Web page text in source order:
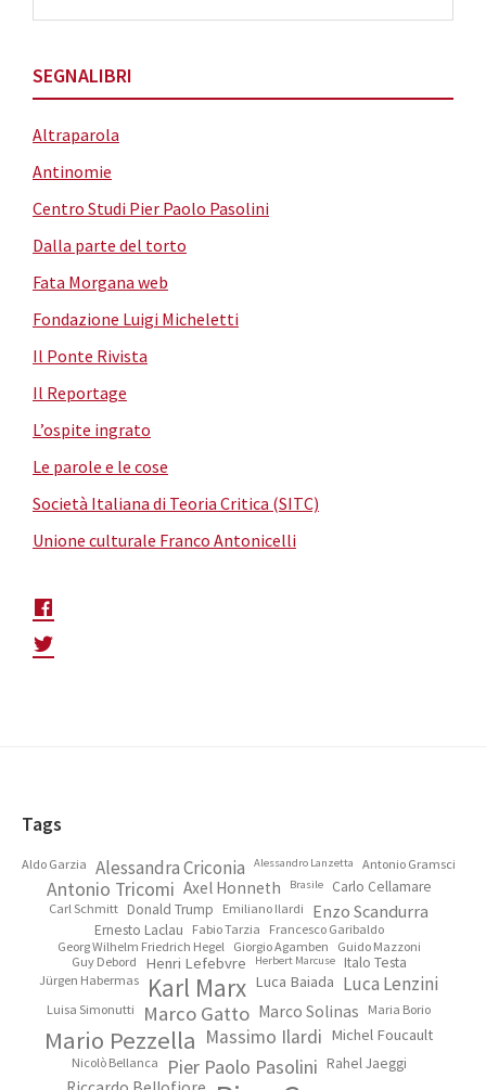
SEGNALIBRI
Altraparola
Antinomie
Centro Studi Pier Paolo Pasolini
Dalla parte del torto
Fata Morgana web
Fondazione Luigi Micheletti
Il Ponte Rivista
Il Reportage
L’ospite ingrato
Le parole e le cose
Società Italiana di Teoria Critica (SITC)
Unione culturale Franco Antonicelli
Footer
Tags
Aldo Garzia Alessandra Criconia Alessandro Lanzetta Antonio Gramsci
Antonio Tricomi Axel Honneth Brasile Carlo Cellamare
Carl Schmitt Donald Trump Emiliano Ilardi Enzo Scandurra
Ernesto Laclau Fabio Tarzia
Francesco Garibaldo
Georg Wilhelm Friedrich Hegel
Giorgio Agamben
Guido Mazzoni
Guy Debord
Henri Lefebvre Herbert Marcuse Italo Testa
Jürgen Habermas Karl Marx Luca Baiada Luca Lenzini
Luisa Simonutti Marco Gatto Marco Solinas Maria Borio
Mario Pezzella Massimo Ilardi Michel Foucault
Nicolò Bellanca Pier Paolo Pasolini Rahel Jaeggi